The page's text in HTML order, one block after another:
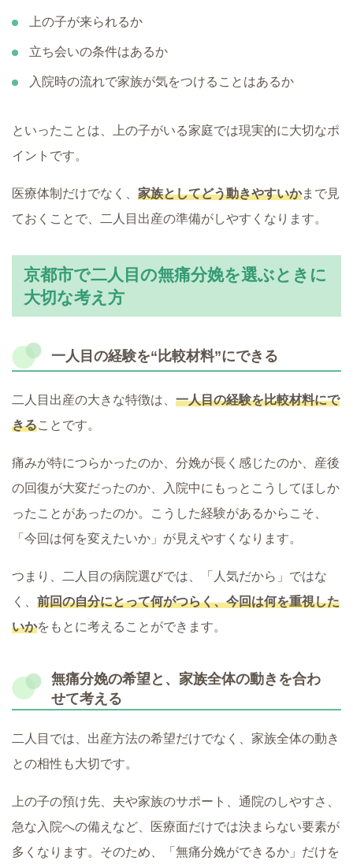
上の子が来られるか
立ち会いの条件はあるか
入院時の流れで家族が気をつけることはあるか
といったことは、上の子がいる家庭では現実的に大切なポ
イントです。
医療体制だけでなく、 家族としてどう動きやすいかまで見
ておくことで、二人目出産の準備がしやすくなります。
京都市で二人目の無痛分娩を選ぶときに
大切な考え方
一人目の経験を“比較材料”にできる
二人目出産の大きな特徴は、 一人目の経験を比較材料にで
きることです。
痛みが特につらかったのか、分娩が長く感じたのか、産後
の回復が大変だったのか、入院中にもっとこうしてほしか
ったことがあったのか。こうした経験があるからこそ、
「今回は何を変えたいか」が見えやすくなります。
つまり、二人目の病院選びでは、「人気だから」ではな
く、 前回の自分にとって何がつらく、今回は何を重視した
いかをもとに考えることができます。
無痛分娩の希望と、家族全体の動きを合わ
せて考える
二人目では、出産方法の希望だけでなく、家族全体の動き
との相性も大切です。
上の子の預け先、夫や家族のサポート、通院のしやすさ、
急な入院への備えなど、医療面だけでは決まらない要素が
多くなります。そのため、「無痛分娩ができるか」だけを